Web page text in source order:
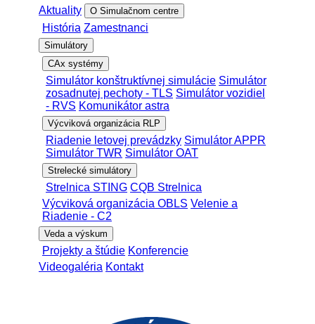
Aktuality O Simulačnom centre
História Zamestnanci
Simulátory
CAx systémy
Simulátor konštruktívnej simulácie Simulátor
zosadnutej pechoty - TLS Simulátor vozidiel
- RVS Komunikátor astra
Výcviková organizácia RLP
Riadenie letovej prevádzky Simulátor APPR
Simulátor TWR Simulátor OAT
Strelecké simulátory
Strelnica STING CQB Strelnica
Výcviková organizácia OBLS Velenie a
Riadenie - C2
Veda a výskum
Projekty a štúdie Konferencie
Videogaléria Kontakt